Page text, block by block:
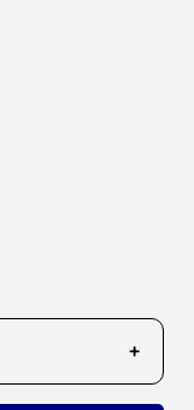
+